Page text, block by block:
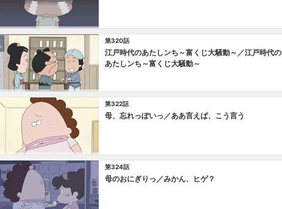
第320話
江戸時代のあたしンち～富くじ大騒動～／江戸時代の
あたしンち～富くじ大騒動～
第322話
母、忘れっぽいっ／ああ言えば、こう言う
第324話
母のおにぎりっ／みかん、ヒゲ？